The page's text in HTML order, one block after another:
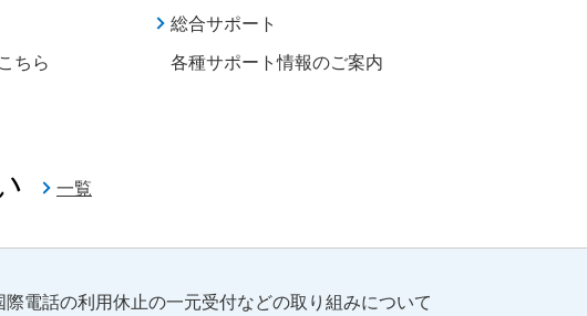
ちら
総合サポート
各種サポート情報のご案内
一覧
電話の利用休止の一元受付などの取り組みについて